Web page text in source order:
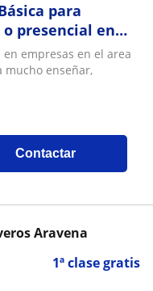
para
presencial en
empresas en el area
mucho enseñar,
Contactar
1ª clase gratis
Aravena